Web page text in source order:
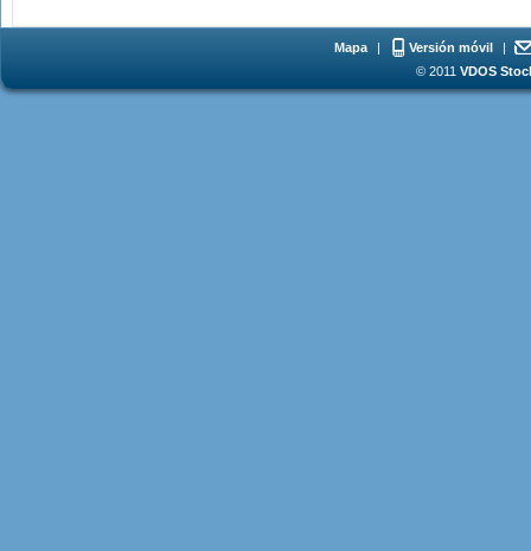
Mapa | Versión móvil
|
© 2011 VDOS